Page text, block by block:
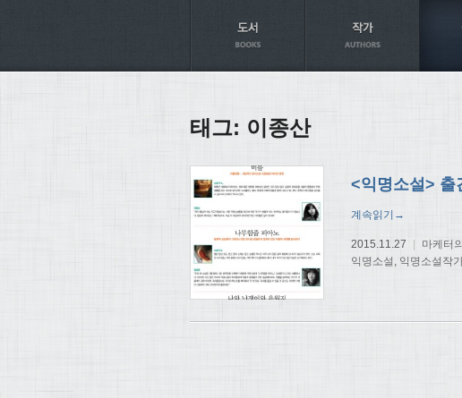
태그: 이종산
계속읽기→
2015.11.27 마케터
익명소설 , 익명소설작